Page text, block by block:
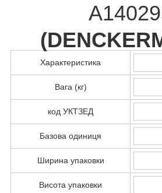
(
Характеристика
Вага (кг)
код УКТЗЕД
Базова одиниця
Ширина упаковки
Висота упаковки